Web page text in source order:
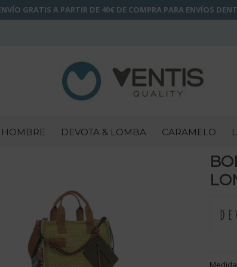
GRATIS A PARTIR DE 40€ DE COMPRA PARA ENVÍOS
HOMBRE DEVOTA & LOMBA CARAMELO